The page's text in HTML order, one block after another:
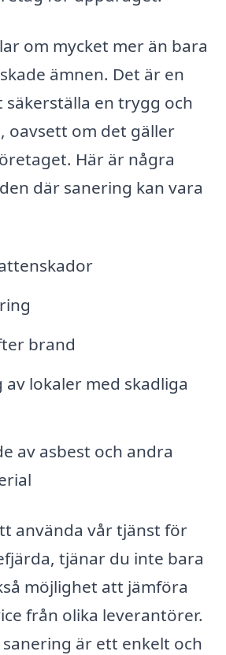
om mycket mer än bara
ämnen. Det är en
säkerställa en trygg och
oavsett om det gäller
Här är några
där sanering kan vara
brand
av lokaler med skadliga
av asbest och andra
använda vår tjänst för
tjänar du inte bara
möjlighet att jämföra
från olika leverantörer.
är ett enkelt och